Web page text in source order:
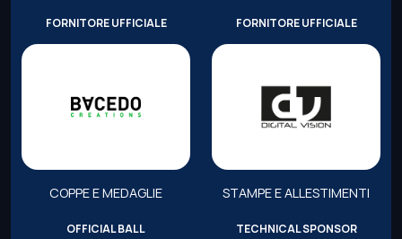
FORNITORE UFFICIALE
COPPE E MEDAGLIE
FORNITORE UFFICIALE
STAMPE E ALLESTIMENTI
OFFICIAL BALL TECHNICAL SPONSOR